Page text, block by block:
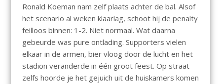
Ronald Koeman nam zelf plaats achter de bal. Alsof
het scenario al weken klaarlag, schoot hij de penalty
feilloos binnen: 1-2. Niet normaal. Wat daarna
gebeurde was pure ontlading. Supporters vielen
elkaar in de armen, bier vloog door de lucht en het
stadion veranderde in één groot feest. Op straat
zelfs hoorde je het gejuich uit de huiskamers komen